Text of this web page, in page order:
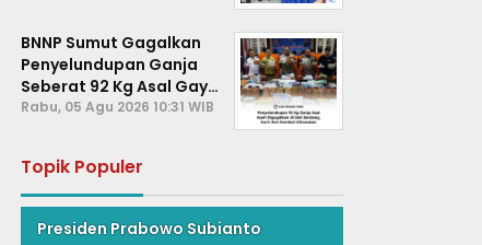
BNNP Sumut Gagalkan
Penyelundupan Ganja
Seberat 92 Kg Asal Gayo
Lues, Aceh.
Rabu, 05 Agu 2026 10:31 WIB
Topik Populer
Presiden Prabowo Subianto